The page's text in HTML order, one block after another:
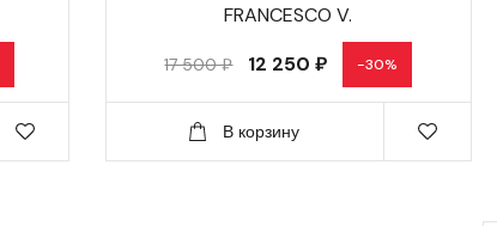
FRANCESCO V.
17 500 ₽ 12 250 ₽ -30%
В корзину